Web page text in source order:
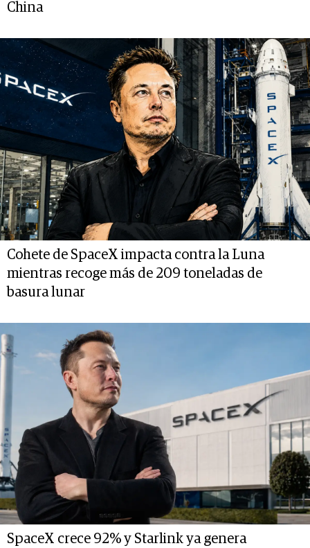
China
Cohete de SpaceX impacta contra la Luna
mientras recoge más de 209 toneladas de
basura lunar
SpaceX crece 92% y Starlink ya genera